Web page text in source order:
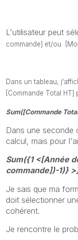
L'utilisateur peut
commande] et/ou
Dans un tableau,
[Commande Total
Sum([Commande
Dans une seconde
calcul, mais pour
Sum({1 <[Année
commande])-1)}
Je sais que ma
doit sélectionner
cohérent.
Je rencontre le